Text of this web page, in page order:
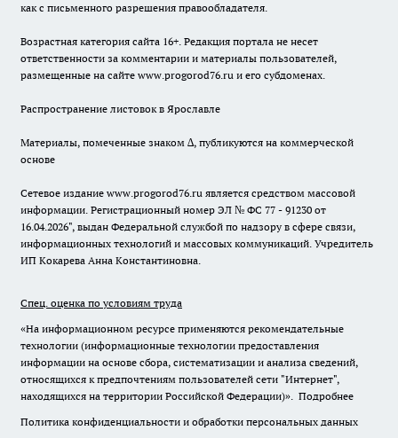
как с письменного разрешения правообладателя.
Возрастная категория сайта 16+. Редакция портала не несет
ответственности за комментарии и материалы пользователей,
размещенные на сайте www.progorod76.ru и его субдоменах.
Распространение листовок в Ярославле
Материалы, помеченные знаком ∆, публикуются на коммерческой
основе
Сетевое издание www.progorod76.ru является средством массовой
информации. Регистрационный номер ЭЛ № ФС 77 - 91230 от
16.04.2026", выдан Федеральной службой по надзору в сфере связи,
информационных технологий и массовых коммуникаций. Учредитель
ИП Кокарева Анна Константиновна.
Спец. оценка по условиям труда
«На информационном ресурсе применяются рекомендательные
технологии (информационные технологии предоставления
информации на основе сбора, систематизации и анализа сведений,
относящихся к предпочтениям пользователей сети "Интернет",
находящихся на территории Российской Федерации)». Подробнее
Политика конфиденциальности и обработки персональных данных